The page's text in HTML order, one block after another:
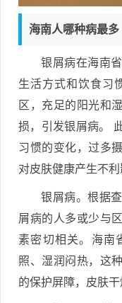
海南人哪种病最多
银屑病在海南
生活方式和饮食习
区，充足的阳光和
损，引发银屑病。
习惯的变化，过多
对皮肤健康产生不利
银屑病。根据
屑病的人多或少与
素密切相关。海南
照、湿润闷热，这
的保护屏障，皮肤